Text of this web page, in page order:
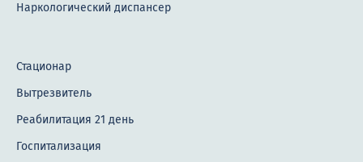
Наркологический диспансер
Стационар
Вытрезвитель
Реабилитация 21 день
Госпитализация